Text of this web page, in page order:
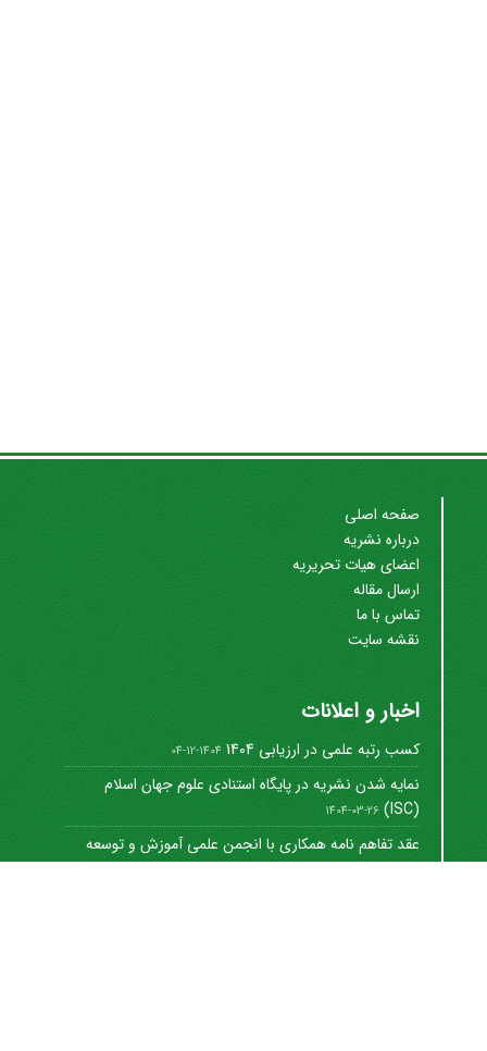
صفحه اصلی
درباره نشریه
اعضای هیات تحریریه
ارسال مقاله
تماس با ما
نقشه سایت
اخبار و اعلانات
کسب رتبه علمی در ارزیابی 1404 1404-12-04
نمایه شدن نشریه در پایگاه استنادی علوم جهان اسلام
(ISC)
1404-03-26
عقد تفاهم نامه همکاری با انجمن علمی آموزش و توسعه
منابع ...